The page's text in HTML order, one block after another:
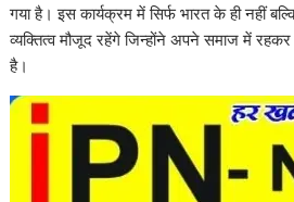
गया है। इस कार्यक्रम में सिर्फ भारत के ही नहीं
व्यक्तित्व मौजूद रहेंगे जिन्होंने अपने समाज में
है।